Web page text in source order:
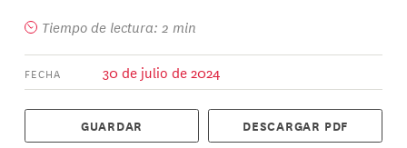
Tiempo de lectura: 2 min
FECHA 30 de julio de 2024
GUARDAR DESCARGAR PDF